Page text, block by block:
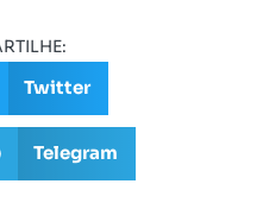
Twitter
Telegram